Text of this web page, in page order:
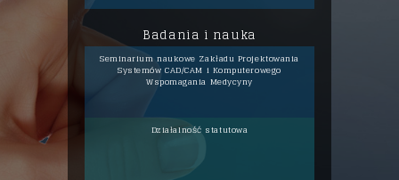
Badania i nauka
Seminarium naukowe Zakładu Projektowania
Systemów CAD/CAM i Komputerowego
Wspomagania Medycyny
Działalność statutowa